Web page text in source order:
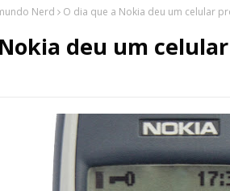
Nerd O dia que a Nokia deu um celular
deu um